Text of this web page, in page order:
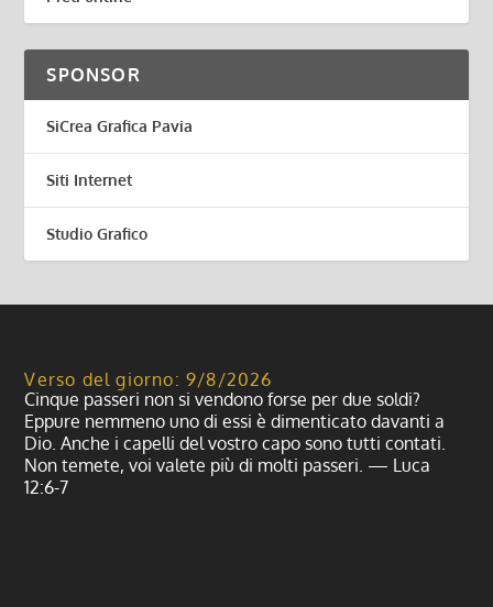
SPONSOR
SiCrea Grafica Pavia
Siti Internet
Studio Grafico
Verso del giorno: 9/8/2026
Cinque passeri non si vendono forse per due soldi?
Eppure nemmeno uno di essi è dimenticato davanti a
Dio. Anche i capelli del vostro capo sono tutti contati.
Non temete, voi valete più di molti passeri. — Luca
12:6-7